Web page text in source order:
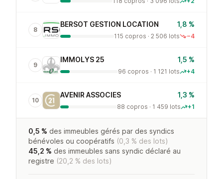
8
BERSOT GESTION LOCATION 1,8 %
115 copros · 2 506 lots −4
9
IMMOLYS 25 1,5 %
96 copros · 1 121 lots +4
10
AVENIR ASSOCIES 1,3 %
88 copros · 1 459 lots +1
0,5 % des immeubles gérés par des syndics
bénévoles ou coopératifs (0,3 % des lots)
45,2 % des immeubles sans syndic déclaré au
registre (20,2 % des lots)